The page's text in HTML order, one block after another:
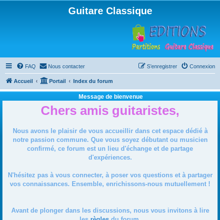
Guitare Classique
FAQ Nous contacter Connexion
S’enregistrer
Accueil Portail Index du forum
Message de bienvenue
Chers amis guitaristes,
Nous avons le plaisir de vous accueillir dans cet espace dédié à
notre passion commune. Que vous soyez débutant ou musicien
confirmé, ce forum est un lieu d'échange et de partage
d'expériences.
N'hésitez pas à vous connecter, à poser vos questions et à partager
vos connaissances. Ensemble, enrichissons-nous mutuellement !
Avant de plonger dans les discussions, nous vous invitons à lire